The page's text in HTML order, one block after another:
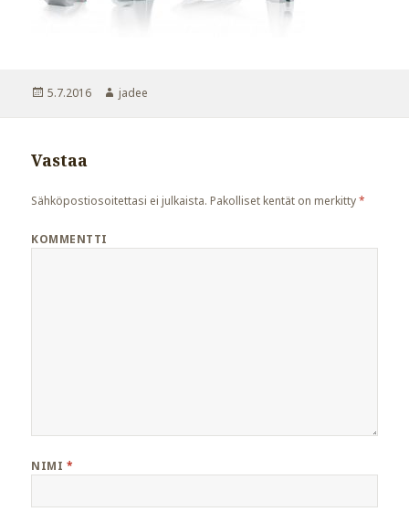
Julkaistu
5.7.2016 Kirjoittaja
jadee
Vastaa
Sähköpostiosoitettasi ei julkaista. Pakolliset kentät on merkitty*
KOMMENTTI
NIMI *